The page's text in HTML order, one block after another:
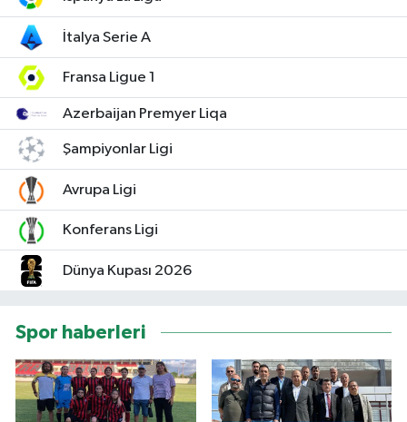
İtalya Serie A
Fransa Ligue 1
Azerbaijan Premyer Liqa
Şampiyonlar Ligi
Avrupa Ligi
Konferans Ligi
Dünya Kupası 2026
Spor haberleri